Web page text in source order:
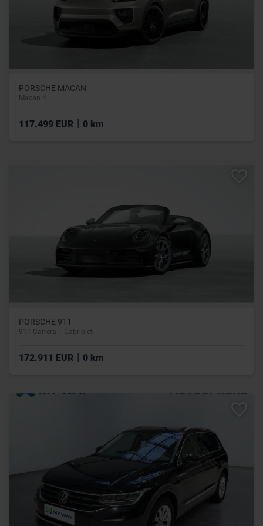
PORSCHE MACAN
Macan 4
117.499 EUR 0 km
PORSCHE 911
911 Carrera T Cabriolet
172.911 EUR | 0 km